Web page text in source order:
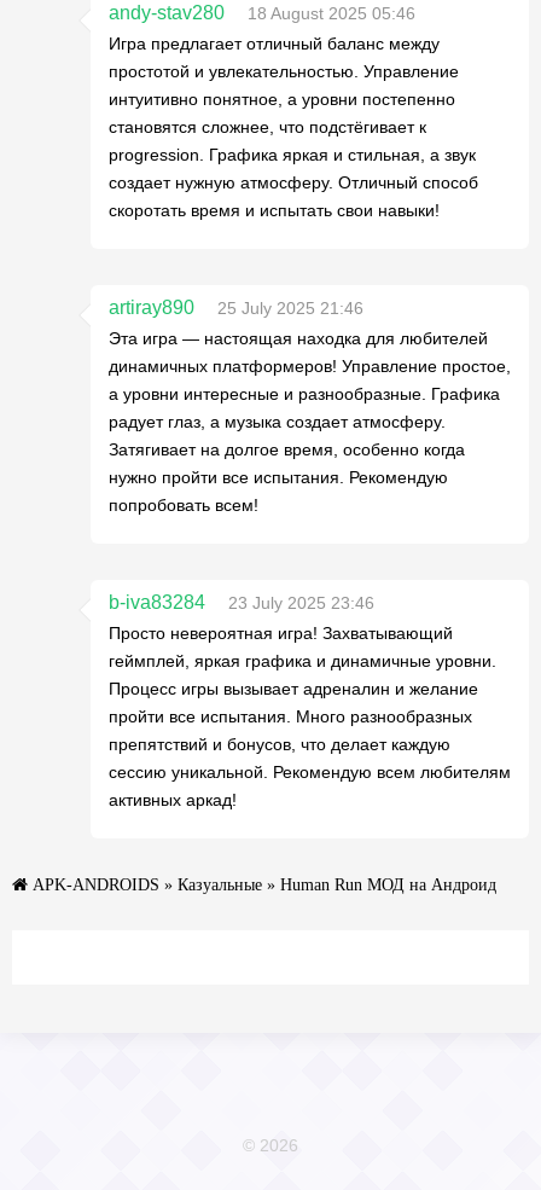
andy-stav280
18 August 2025 05:46
Игра предлагает отличный баланс между
простотой и увлекательностью. Управление
интуитивно понятное, а уровни постепенно
становятся сложнее, что подстёгивает к
progression. Графика яркая и стильная, а звук
создает нужную атмосферу. Отличный способ
скоротать время и испытать свои навыки!
artiray890
25 July 2025 21:46
Эта игра — настоящая находка для любителей
динамичных платформеров! Управление простое,
а уровни интересные и разнообразные. Графика
радует глаз, а музыка создает атмосферу.
Затягивает на долгое время, особенно когда
нужно пройти все испытания. Рекомендую
попробовать всем!
b-iva83284
23 July 2025 23:46
Просто невероятная игра! Захватывающий
геймплей, яркая графика и динамичные уровни.
Процесс игры вызывает адреналин и желание
пройти все испытания. Много разнообразных
препятствий и бонусов, что делает каждую
сессию уникальной. Рекомендую всем любителям
активных аркад!
APK-ANDROIDS » Казуальные » Human Run МОД на Андроид
© 2026